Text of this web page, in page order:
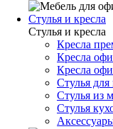
Стулья и кресла
Стулья и кресла
Кресла
Кресла
Кресла
Стулья для
Стулья из
Стулья